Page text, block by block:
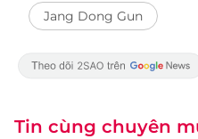
Jang Dong Gun
Tin cùng chuyên